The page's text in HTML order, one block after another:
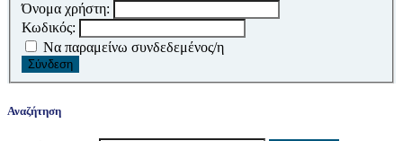
Όνομα χρήστη:
Κωδικός:
Να παραμείνω συνδεδεμένος/η
Σύνδεση
Αναζήτηση